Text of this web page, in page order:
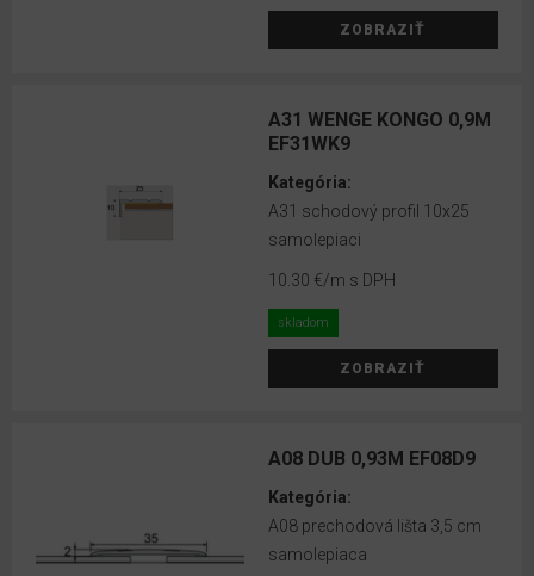
ZOBRAZIŤ
A31 WENGE KONGO 0,9M
EF31WK9
Kategória:
A31 schodový profil 10x25
samolepiaci
10.30 €/m s DPH
skladom
ZOBRAZIŤ
A08 DUB 0,93M EF08D9
Kategória:
A08 prechodová lišta 3,5 cm
samolepiaca